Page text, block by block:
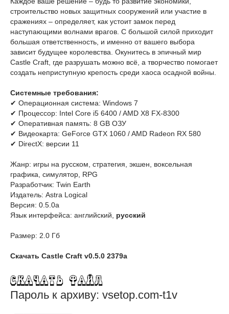
строительство новых защитных сооружений или участие в
сражениях – определяет, как устоит замок перед
наступающими волнами врагов. С большой силой приходит
большая ответственность, и именно от вашего выбора
зависит будущее королевства. Окунитесь в эпичный мир
Castle Craft, где разрушать можно всё, а творчество помогает
создать неприступную крепость среди хаоса осадной войны.
Системные требования:
✔ Операционная система: Windows 7
✔ Процессор: Intel Core i5 6400 / AMD X8 FX-8300
✔ Оперативная память: 8 GB ОЗУ
✔ Видеокарта: GeForce GTX 1060 / AMD Radeon RX 580
✔ DirectX: версии 11
Жанр: игры на русском, стратегия, экшен, воксельная
графика, симулятор, RPG
Разработчик: Twin Earth
Издатель: Astra Logical
Версия: 0.5.0a
Язык интерфейса: английский, русский
Размер: 2.0 Гб
Скачать Castle Craft v0.5.0 2379a
Пароль к архиву: vsetop.com-t1v